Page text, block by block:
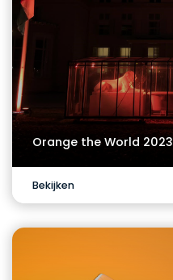
Orange the World 2023
Bekijken